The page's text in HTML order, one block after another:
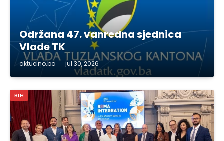
Održana 47. vanredna sjednica
Vlade TK
aktuelno.ba jul 30, 2026
BIH